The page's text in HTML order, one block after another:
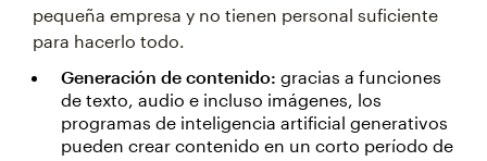
pequeña empresa y no tienen personal suficiente
para hacerlo todo.
Generación de contenido: gracias a funciones
de texto, audio e incluso imágenes, los
programas de inteligencia artificial generativos
pueden crear contenido en un corto período de